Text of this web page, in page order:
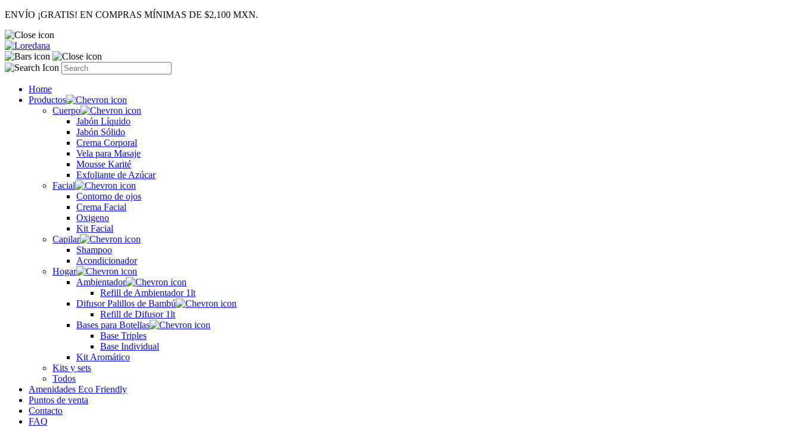
ENVÍO ¡GRATIS! EN COMPRAS MÍNIMAS DE $2,100 MXN.
Home
Productos
Cuerpo
Jabón Líquido
Jabón Sólido
Crema Corporal
Vela para Masaje
Mousse Karité
Exfoliante de Azúcar
Facial
Contorno de ojos
Crema Facial
Oxigeno
Kit Facial
Capilar
Shampoo
Acondicionador
Hogar
Ambientador
Refill de Ambientador 1lt
Difusor Palillos de Bambú
Refill de Difusor 1lt
Bases para Botellas
Base Triples
Base Individual
Kit Aromático
Kits y sets
Todos
Amenidades Eco Friendly
Puntos de venta
Contacto
FAQ